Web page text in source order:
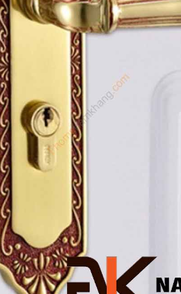
Tết Nguyên Đán
2025 đang đến –
Sắm ngay phụ kiện
nội thất với ưu đãi
20%
Tết Nguyên Đán 2025
đang tới gần, không khí
lễ hội đã tràn ngập khắp